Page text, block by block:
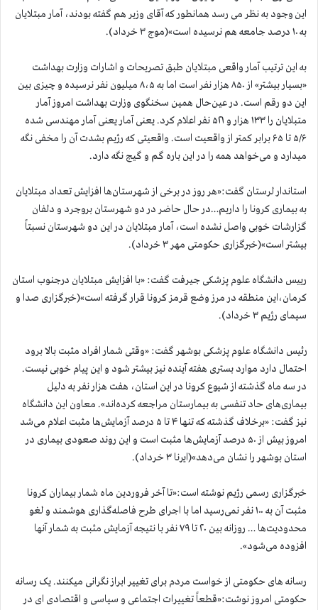
این وجود به نظر می رسد همانطور که آقای وزیر هم گفته بودند، آمار مبتلایان
به ۱۰ درصد جامعه هم نرسیده است»(موج ۳ خرداد).
به این ترتیب آمار واقعی مبتلایان طبق تصریحات و اشارات وزارت بهداشت
«بسیار بیشتر» از ۸۵۰ هزار نفر است اما به ۸،۵ میلیون نفر نرسیده و چیزی بین
این دو رقم است. در عین‌حال همین سخنگوی وزارت بهداشت امروز آمار
متبلایان را ۱۳۳ هزار و ۵۲۱ نفر اعلام کرد. یعنی آمار یعنی آمار مهندسی شده
۵/۶ تا ۶۵ برابر کمتر از واقعیت است. واقعیتی که رژیم بشدت آن را مخفی نگه
میدارد و می‌خواهد همه را در این باره گم و گیج نگه دارد.
استاندار لرستان گفت:«هر روز در برخی از شهرستان‌ها افزایش تعداد مبتلایان
به بیماری کرونا را داریم…در حال حاضر در دو شهرستان بروجرد و دلفان
گزارشات خوبی واصل نشده است، آمار مبتلایان در این دو شهرستان نسبتاً
بیشتر است»(خبرگزاری حکومتی مهر ۳ خرداد).
رییس دانشگاه علوم پزشکی جیرفت گفت: «با افزایش مبتلایان درجنوب استان
کرمان،این منطقه در مرز وضع قرمز کرونا قرار گرفته است»(خبرگزاری صدا و
سیمای رژیم ۳ خرداد).
رئیس دانشگاه علوم پزشکی بوشهر گفت: «وقتی شمار افراد مثبت بالا برود
احتمال دارد موارد بستری هفته آینده نیز بیشتر شود و این پیام خوبی نیست.
در سه ماه گذشته از شیوع کرونا در این استان، هفت هزار نفر به دلیل
بیماری‌های حاد تنفسی به بیمارستان مراجعه کرده‌اند». معاون این دانشگاه
نیز گفت: «برخلاف گذشته که تنها ۴ تا ۵ درصد آزمایش‌ها مثبت اعلام می‌شد
امروز بیش از ۵۰ درصد آزمایش‌ها مثبت است و این روند صعودی بیماری در
استان بوشهر را نشان می‌دهد»(ایرنا ۳ خرداد).
خبرگزاری رسمی رژیم نوشته است:«تا آخر فروردین ماه شمار بیماران کرونا
مثبت آن به ۱۰۰ نفر نمی‌رسید اما با اجرای طرح فاصله‌گذاری هوشمند و لغو
محدودیت‌ها … روزانه بین ۲۰ تا ۷۹ نفر با نتیجه آزمایش مثبت به شمار آنها
افزوده می‌شود».
رسانه های حکومتی از خواست مردم برای تغییر ابراز نگرانی میکنند. یک رسانه
حکومتی امروز نوشت:«قطعاً تغییرات اجتماعی و سیاسی و اقتصادی ای در